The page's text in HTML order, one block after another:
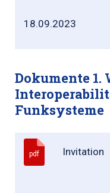
18.09.2023
Dokumente 1.
Funksysteme
pdf Invitation